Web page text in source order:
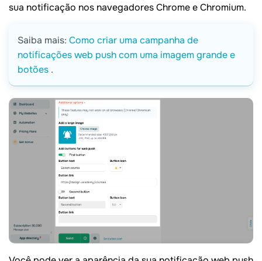
sua notificação nos navegadores Chrome e Chromium.
Saiba mais: Como criar uma campanha de
notificações web push com uma imagem grande e
botões .